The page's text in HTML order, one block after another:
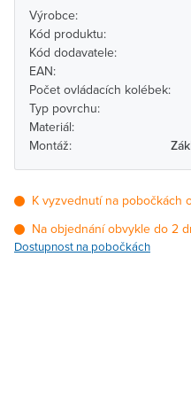
Výrobce:
Kód produktu:
Kód dodavatele:
EAN:
Počet ovládacích kolébek:
Typ povrchu:
Materiál:
Montáž:
K vyzvednutí na pobočkách
Na objednání obvykle do 2
Dostupnost na pobočkách